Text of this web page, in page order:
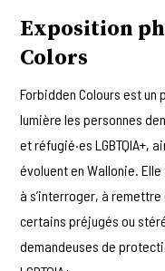
Exposition
Colors
Forbidden Colours est un
lumière les personnes
et réfugié·es LGBTQIA+,
évoluent en Wallonie.
à s’interroger, à
certains préjugés ou
demandeuses de